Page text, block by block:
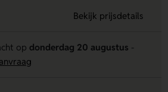
Bekijk prijsdetails
op donderdag 20 augustus